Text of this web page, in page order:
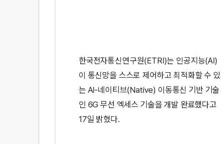
한국전자통신연구원(ETRI)는 인공지능(AI)
이 통신망을 스스로 제어하고 최적화할 수 있
는 AI-네이티브(Native) 이동통신 기반 기술
인 6G 무선 엑세스 기술을 개발 완료했다고
17일 밝혔다.